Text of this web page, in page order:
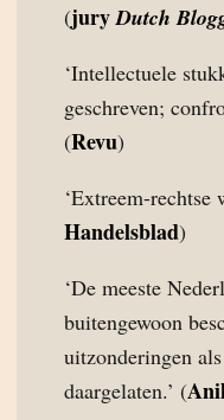
(juryDutch
‘Intellectuele
geschreven;
(Revu)
‘Extreem-rechtse
Handelsblad)
‘De meeste
buitengewoon
uitzonderingen
daargelaten.’ (